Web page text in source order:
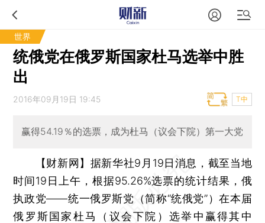
世界
统俄党在俄罗斯国家杜马选举中胜
出
2016年09月19日 19:45 T中
赢得54.19％的选票，成为杜马（议会下院）第一大党
【财新网】 据新华社9月19日消息，截至当地
时间19日上午，根据95.26%选票的统计结果，俄
执政党——统一俄罗斯党（简称“统俄党”）在本届
俄罗斯国家杜马（议会下院）选举中赢得其中